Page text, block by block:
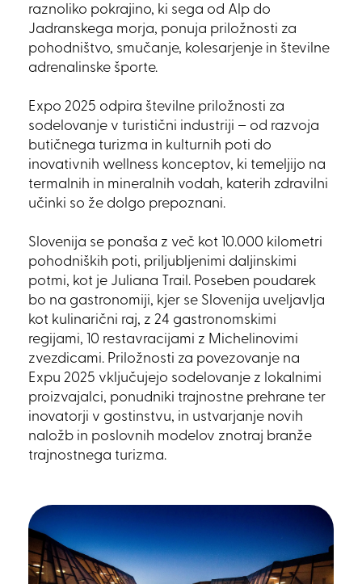
raznoliko pokrajino, ki sega od Alp do
Jadranskega morja, ponuja priložnosti za
pohodništvo, smučanje, kolesarjenje in številne
adrenalinske športe.
Expo 2025 odpira številne priložnosti za
sodelovanje v turistični industriji – od razvoja
butičnega turizma in kulturnih poti do
inovativnih wellness konceptov, ki temeljijo na
termalnih in mineralnih vodah, katerih zdravilni
učinki so že dolgo prepoznani.
Slovenija se ponaša z več kot 10.000 kilometri
pohodniških poti, priljubljenimi daljinskimi
potmi, kot je Juliana Trail. Poseben poudarek
bo na gastronomiji, kjer se Slovenija uveljavlja
kot kulinarični raj, z 24 gastronomskimi
regijami, 10 restavracijami z Michelinovimi
zvezdicami. Priložnosti za povezovanje na
Expu 2025 vključujejo sodelovanje z lokalnimi
proizvajalci, ponudniki trajnostne prehrane ter
inovatorji v gostinstvu, in ustvarjanje novih
naložb in poslovnih modelov znotraj branže
trajnostnega turizma.